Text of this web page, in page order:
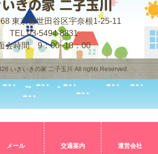
東京都世田谷区宇奈根1-25-11
TEL.03-5494-8831
会時間 9：00~18：00
いきいきの家 二子玉川 All rights Reserved.
メール 交通案内 運営会社